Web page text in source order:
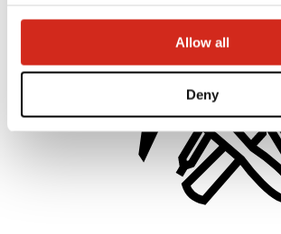
Allow all
Deny